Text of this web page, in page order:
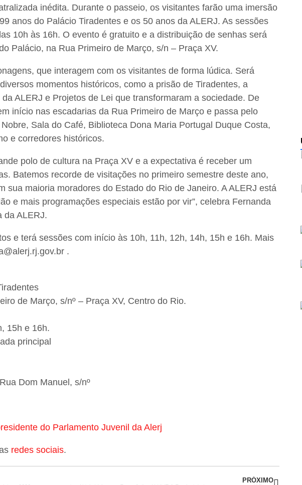
inédita. Durante o passeio, os visitantes farão uma imersão
anos do Palácio Tiradentes e os 50 anos da ALERJ. As sessões
10h às 16h. O evento é gratuito e a distribuição de senhas será
Palácio, na Rua Primeiro de Março, s/n – Praça XV.
que interagem com os visitantes de forma lúdica. Será
momentos históricos, como a prisão de Tiradentes, a
ALERJ e Projetos de Lei que transformaram a sociedade. De
início nas escadarias da Rua Primeiro de Março e passa pelo
Sala do Café, Biblioteca Dona Maria Portugal Duque Costa,
e corredores históricos.
polo de cultura na Praça XV e a expectativa é receber um
Batemos recorde de visitações no primeiro semestre deste ano,
sua maioria moradores do Estado do Rio de Janeiro. A ALERJ está
e mais programações especiais estão por vir”, celebra Fernanda
da ALERJ.
e terá sessões com início às 10h, 11h, 12h, 14h, 15h e 16h. Mais
.
de Março, s/nº – Praça XV, Centro do Rio.
15h e 16h.
principal
Dom Manuel, s/nº
do Parlamento Juvenil da Alerj
redes sociais.
PRÓXIMO